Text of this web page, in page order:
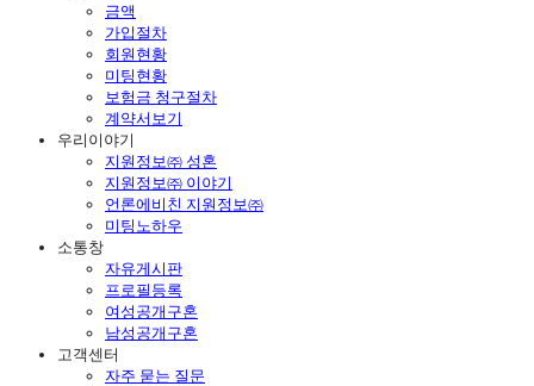
금액
가입절차
회원현황
미팅현황
보험금 청구절차
계약서보기
우리이야기
지원정보㈜ 성혼
지원정보㈜ 이야기
언론에비친 지원정보㈜
미팅노하우
소통창
자유게시판
프로필등록
여성공개구혼
남성공개구혼
고객센터
자주 묻는 질문